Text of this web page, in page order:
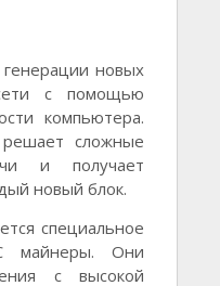
новых
с помощью
компьютера.
сложные
и получает
новый блок.
специальное
майнеры. Они
с высокой